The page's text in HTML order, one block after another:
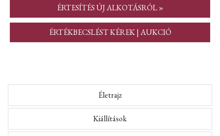
ÉRTESÍTÉS ÚJ ALKOTÁSRÓL »
ÉRTÉKBECSLÉST KÉREK | AUKCIÓ
Életrajz
Kiállítások